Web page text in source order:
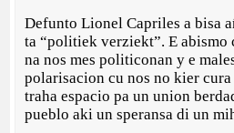
Defunto Lionel Capriles a bisa
ta “politiek verziekt”. E abismo
na nos mes politiconan y e
polarisacion cu nos no kier
traha espacio pa un union
pueblo aki un speransa di un